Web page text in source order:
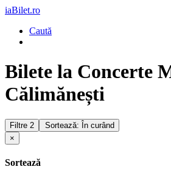
iaBilet.ro
Caută
Bilete la Concerte
Călimănești
Filtre 2
Sortează: În curând
×
Sortează